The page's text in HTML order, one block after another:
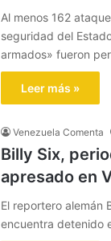
Al menos 162
seguridad del
armados» fueron
Leer más »
Venezuela Comenta
Billy Six,
apresado en
El reportero alemán
encuentra detenido